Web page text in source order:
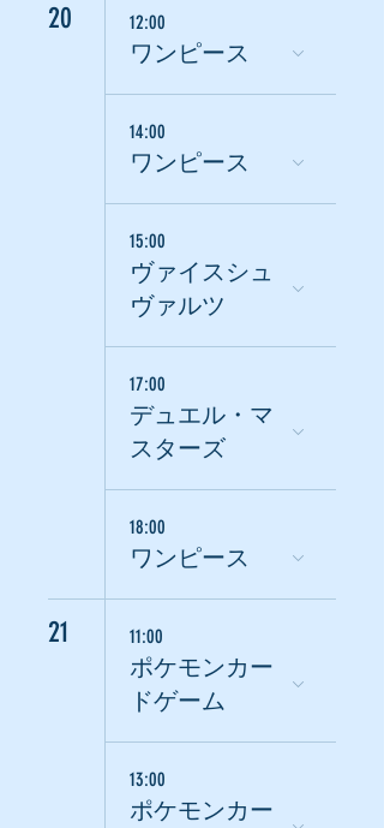
20 12:00
ワンピース
14:00
ワンピース
15:00
ヴァイスシュ
ヴァルツ
17:00
デュエル・マ
スターズ
18:00
ワンピース
21 11:00
ポケモンカー
ドゲーム
13:00
ポケモンカー